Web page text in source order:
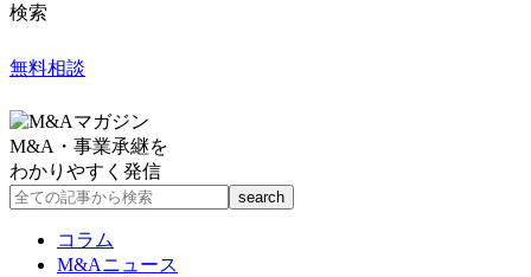
検索
無料相談
M&A・事業承継を
わかりやすく発信
コラム
M&Aニュース